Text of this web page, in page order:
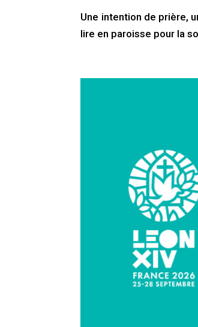
Une intention de prière,
lire en paroisse pour la